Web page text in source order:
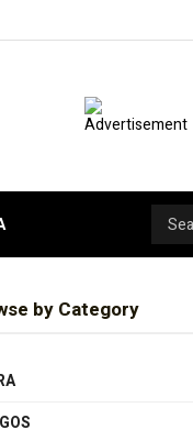
by Category